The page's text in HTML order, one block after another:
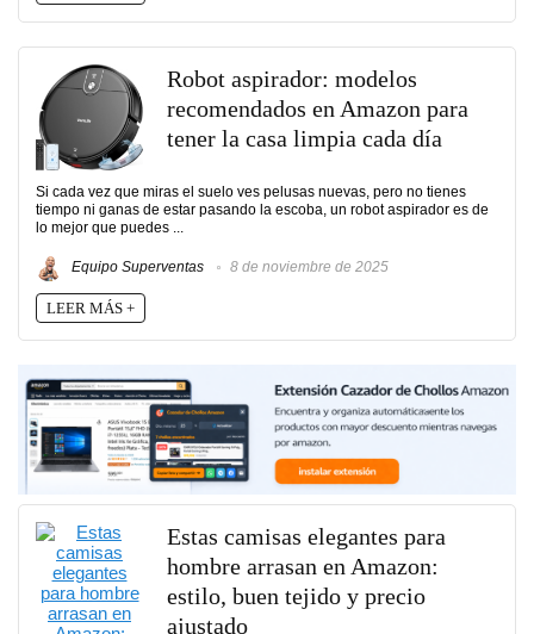
Robot aspirador: modelos
recomendados en Amazon para
tener la casa limpia cada día
Si cada vez que miras el suelo ves pelusas nuevas, pero no tienes
tiempo ni ganas de estar pasando la escoba, un robot aspirador es de
lo mejor que puedes ...
Equipo Superventas 8 de noviembre de 2025
LEER MÁS +
Estas camisas elegantes para
hombre arrasan en Amazon:
estilo, buen tejido y precio
ajustado